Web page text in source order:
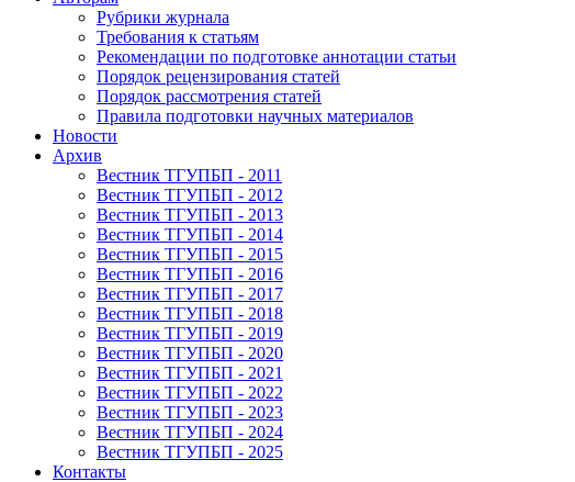
Рубрики журнала
Требования к статьям
Рекомендации по подготовке аннотации статьи
Порядок рецензирования статей
Порядок рассмотрения статей
Правила подготовки научных материалов
Новости
Архив
Вестник ТГУПБП - 2011
Вестник ТГУПБП - 2012
Вестник ТГУПБП - 2013
Вестник ТГУПБП - 2014
Вестник ТГУПБП - 2015
Вестник ТГУПБП - 2016
Вестник ТГУПБП - 2017
Вестник ТГУПБП - 2018
Вестник ТГУПБП - 2019
Вестник ТГУПБП - 2020
Вестник ТГУПБП - 2021
Вестник ТГУПБП - 2022
Вестник ТГУПБП - 2023
Вестник ТГУПБП - 2024
Вестник ТГУПБП - 2025
Контакты